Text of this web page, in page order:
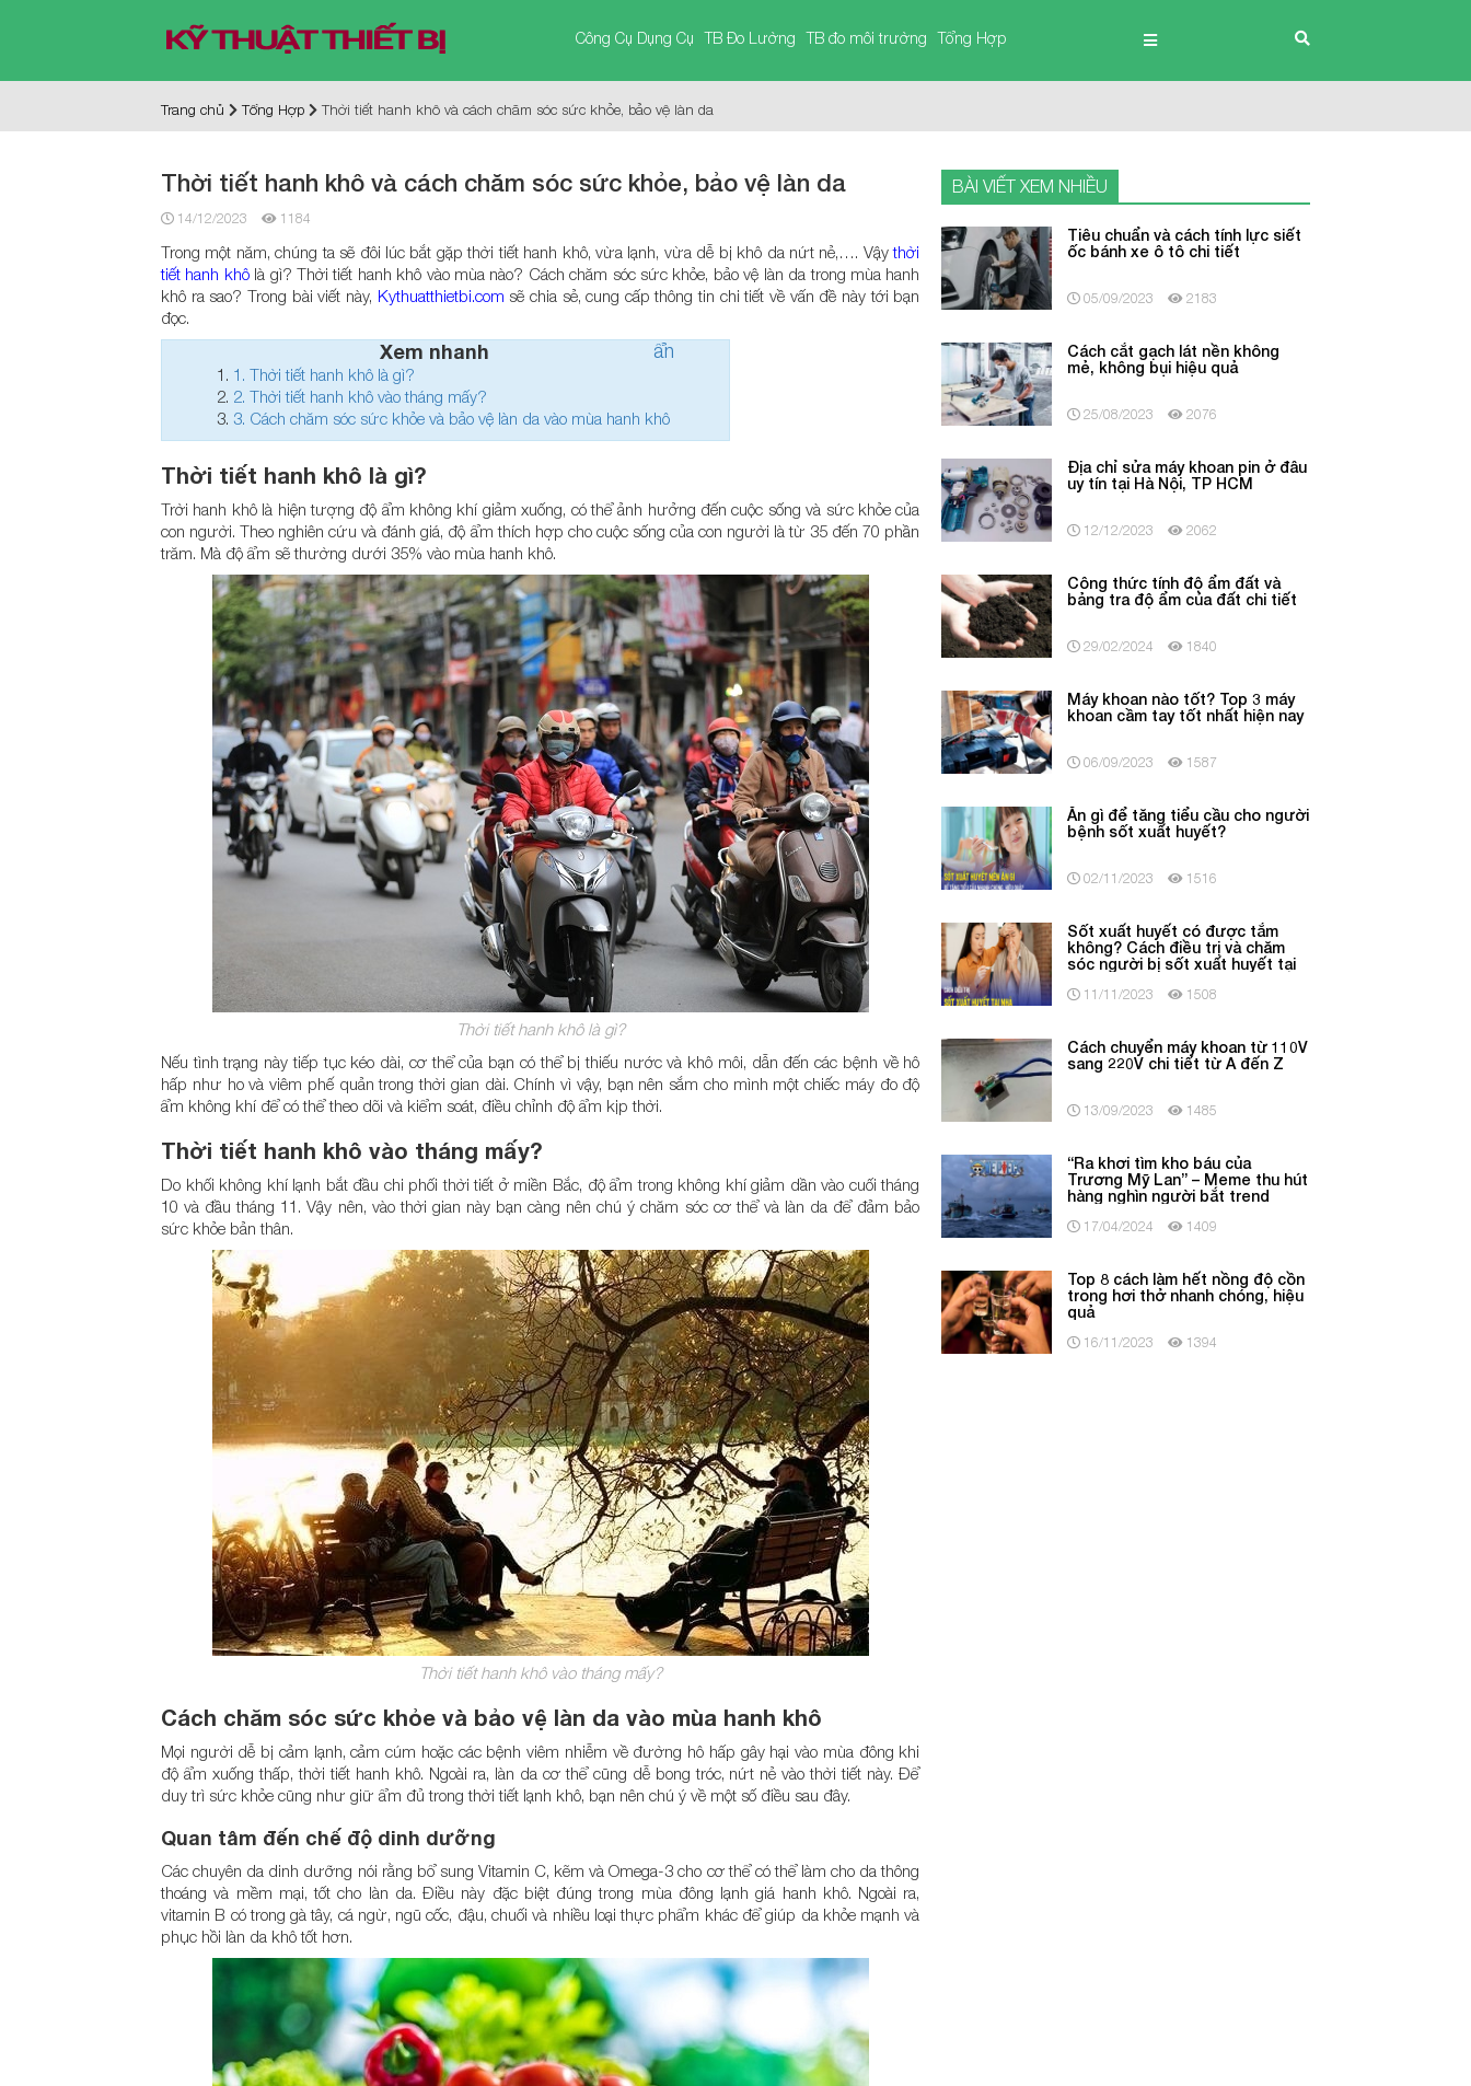
Công Cụ Dụng Cụ TB Đo Lường TB đo môi trường Tổng Hợp
Trang chủ Tổng Hợp Thời tiết hanh khô và cách chăm sóc sức khỏe, bảo vệ làn da
Thời tiết hanh khô và cách chăm sóc sức khỏe, bảo vệ làn da
14/12/2023 1184
Trong một năm, chúng ta sẽ đôi lúc bắt gặp thời tiết hanh khô, vừa lạnh, vừa dễ bị khô da nứt nẻ,…. Vậythời
tiết hanh khôlà gì? Thời tiết hanh khô vào mùa nào? Cách chăm sóc sức khỏe, bảo vệ làn da trong mùa hanh
khô ra sao? Trong bài viết này, Kythuatthietbi.com sẽ chia sẻ, cung cấp thông tin chi tiết về vấn đề này tới bạn
đọc.
Xem nhanh ẩn
1. Thời tiết hanh khô là gì?
2. Thời tiết hanh khô vào tháng mấy?
3. Cách chăm sóc sức khỏe và bảo vệ làn da vào mùa hanh khô
Thời tiết hanh khô là gì?
Trời hanh khô là hiện tượng độ ẩm không khí giảm xuống, có thể ảnh hưởng đến cuộc sống và sức khỏe của
con người. Theo nghiên cứu và đánh giá, độ ẩm thích hợp cho cuộc sống của con người là từ 35 đến 70 phần
trăm. Mà độ ẩm sẽ thường dưới 35% vào mùa hanh khô.
Thời tiết hanh khô là gì?
Nếu tình trạng này tiếp tục kéo dài, cơ thể của bạn có thể bị thiếu nước và khô môi, dẫn đến các bệnh về hô
hấp như ho và viêm phế quản trong thời gian dài. Chính vì vậy, bạn nên sắm cho mình một chiếc máy đo độ
ẩm không khí để có thể theo dõi và kiểm soát, điều chỉnh độ ẩm kịp thời.
Thời tiết hanh khô vào tháng mấy?
Do khối không khí lạnh bắt đầu chi phối thời tiết ở miền Bắc, độ ẩm trong không khí giảm dần vào cuối tháng
10 và đầu tháng 11. Vậy nên, vào thời gian này bạn càng nên chú ý chăm sóc cơ thể và làn da để đảm bảo
sức khỏe bản thân.
Thời tiết hanh khô vào tháng mấy?
Cách chăm sóc sức khỏe và bảo vệ làn da vào mùa hanh khô
Mọi người dễ bị cảm lạnh, cảm cúm hoặc các bệnh viêm nhiễm về đường hô hấp gây hại vào mùa đông khi
độ ẩm xuống thấp, thời tiết hanh khô. Ngoài ra, làn da cơ thể cũng dễ bong tróc, nứt nẻ vào thời tiết này. Để
duy trì sức khỏe cũng như giữ ẩm đủ trong thời tiết lạnh khô, bạn nên chú ý về một số điều sau đây.
Quan tâm đến chế độ dinh dưỡng
Các chuyên da dinh dưỡng nói rằng bổ sung Vitamin C, kẽm và Omega-3 cho cơ thể có thể làm cho da thông
thoáng và mềm mại, tốt cho làn da. Điều này đặc biệt đúng trong mùa đông lạnh giá hanh khô. Ngoài ra,
vitamin B có trong gà tây, cá ngừ, ngũ cốc, đậu, chuối và nhiều loại thực phẩm khác để giúp da khỏe mạnh và
phục hồi làn da khô tốt hơn.
BÀI VIẾT XEM NHIỀU
Tiêu chuẩn và cách tính lực siết
ốc bánh xe ô tô chi tiết
05/09/2023 2183
Cách cắt gạch lát nền không
mẻ, không bụi hiệu quả
25/08/2023 2076
Địa chỉ sửa máy khoan pin ở đâu
uy tín tại Hà Nội, TP HCM
12/12/2023 2062
Công thức tính độ ẩm đất và
bảng tra độ ẩm của đất chi tiết
29/02/2024 1840
Máy khoan nào tốt? Top 3 máy
khoan cầm tay tốt nhất hiện nay
06/09/2023 1587
Ăn gì để tăng tiểu cầu cho người
bệnh sốt xuất huyết?
02/11/2023 1516
Sốt xuất huyết có được tắm
không? Cách điều trị và chăm
sóc người bị sốt xuất huyết tại
11/11/2023 1508
Cách chuyển máy khoan từ 110V
sang 220V chi tiết từ A đến Z
13/09/2023 1485
“Ra khơi tìm kho báu của
Trương Mỹ Lan” – Meme thu hút
hàng nghìn người bắt trend
17/04/2024 1409
Top 8 cách làm hết nồng độ cồn
trong hơi thở nhanh chóng, hiệu
quả
16/11/2023 1394